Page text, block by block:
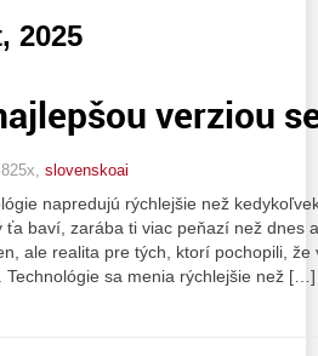
2025
verziou
slovenskoai
napredujú rýchlejšie než
ťa baví, zarába ti viac peňazí než dnes
ale realita pre tých, ktorí pochopili,
Technológie sa menia rýchlejšie než […]